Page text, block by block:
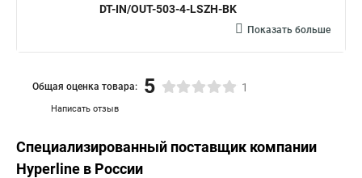
DT-IN/OUT-503-4-LSZH-BK
Показать больше
Написать отзыв
Общая оценка товара: 5 1
Специализированный поставщик компании
Hyperline в России